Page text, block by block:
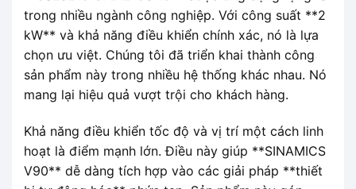
trong nhiều ngành công nghiệp. Với công suất **2
kW** và khả năng điều khiển chính xác, nó là lựa
chọn ưu việt. Chúng tôi đã triển khai thành công
sản phẩm này trong nhiều hệ thống khác nhau. Nó
mang lại hiệu quả vượt trội cho khách hàng.
Khả năng điều khiển tốc độ và vị trí một cách linh
hoạt là điểm mạnh lớn. Điều này giúp **SINAMICS
V90** dễ dàng tích hợp vào các giải pháp **thiết